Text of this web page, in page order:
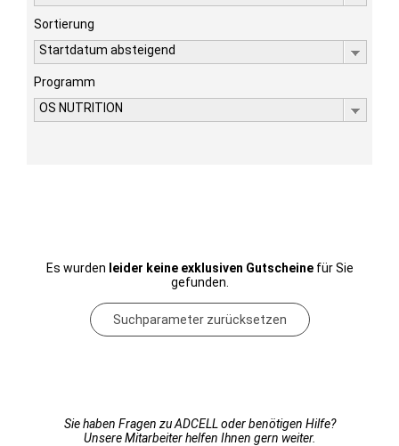
Sortierung
Startdatum absteigend
Programm
OS NUTRITION
Es wurden leider keine exklusiven Gutscheinefür Sie
gefunden.
Suchparameter zurücksetzen
Sie haben Fragen zu ADCELL oder benötigen Hilfe?
Unsere Mitarbeiter helfen Ihnen gern weiter.